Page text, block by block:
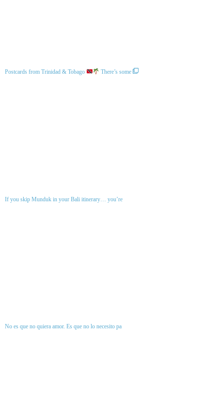
Postcards from Trinidad & Tobago There’s some
If you skip Munduk in your Bali itinerary… you’re
No es que no quiera amor. Es que no lo necesito pa